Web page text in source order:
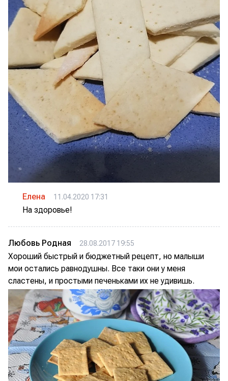
Елена 11.04.2020 17:31
На здоровье!
Любовь Родная 28.08.2017 19:55
Хороший быстрый и бюджетный рецепт, но малыши
мои остались равнодушны. Все таки они у меня
сластены, и простыми печеньками их не удивишь.